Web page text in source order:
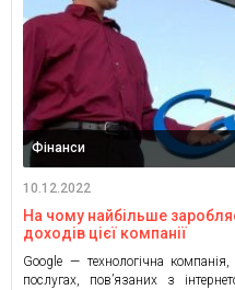
Фінанси
10.12.2022
На чому найбільше
доходів цієї компанії
Google — технологічна
послугах, пов’язаних з